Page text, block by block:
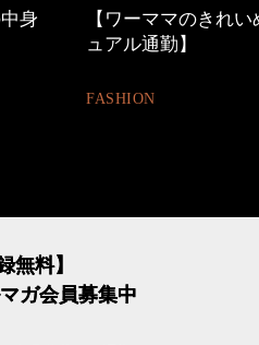
めカジ
40代の小顔メイク
無料】
ガ会員募集中